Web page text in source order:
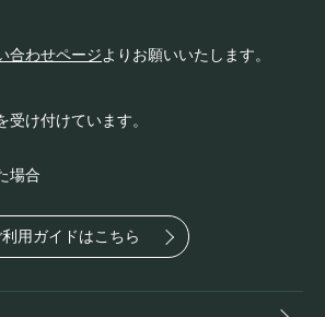
合わせページよりお願いいたします。
け付けています。
場合
利用ガイドはこちら